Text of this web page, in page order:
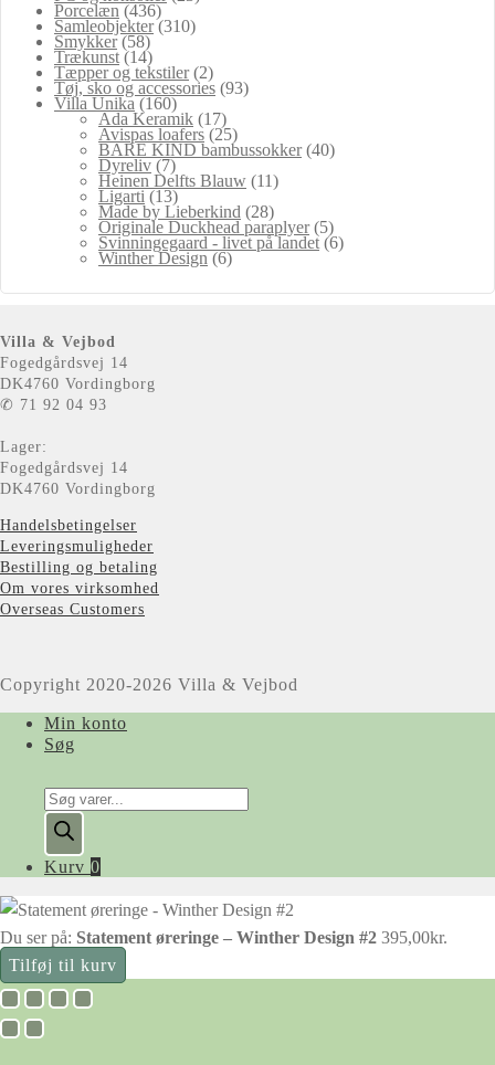
Porcelæn (436)
Samleobjekter (310)
Smykker (58)
Trækunst (14)
Tæpper og tekstiler (2)
Tøj, sko og accessories (93)
Villa Unika (160)
Ada Keramik (17)
Avispas loafers (25)
BARE KIND bambussokker (40)
Dyreliv (7)
Heinen Delfts Blauw (11)
Ligarti (13)
Made by Lieberkind (28)
Originale Duckhead paraplyer (5)
Svinningegaard - livet på landet (6)
Winther Design (6)
Villa & Vejbod
Fogedgårdsvej 14
DK4760 Vordingborg
✆ 71 92 04 93
Lager:
Fogedgårdsvej 14
DK4760 Vordingborg
Handelsbetingelser
Leveringsmuligheder
Bestilling og betaling
Om vores virksomhed
Overseas Customers
Copyright 2020-2026 Villa & Vejbod
Min konto
Søg
Products
search
Kurv 0
Du ser på: Statement øreringe – Winther Design #2 395,00kr.
Tilføj til kurv